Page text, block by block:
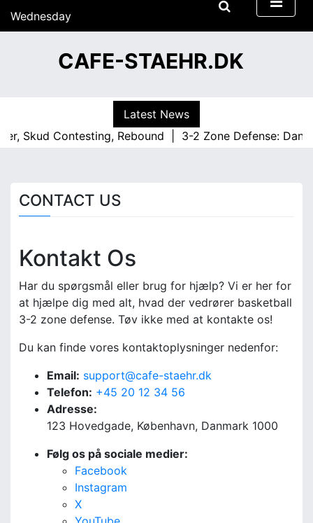
Wednesday
15/07/2026
CAFE-STAEHR.DK
Latest News
Skud Contesting, Rebound |
3-2 Zone Defense:
CONTACT US
Kontakt Os
Har du spørgsmål eller brug for hjælp? Vi er her for
at hjælpe dig med alt, hvad der vedrører basketball
3-2 zone defense. Tøv ikke med at kontakte os!
Du kan finde vores kontaktoplysninger nedenfor:
Email: support@cafe-staehr.dk
Telefon: +45 20 12 34 56
Adresse:
123 Hovedgade, København, Danmark 1000
Følg os på sociale medier:
Facebook
Instagram
X